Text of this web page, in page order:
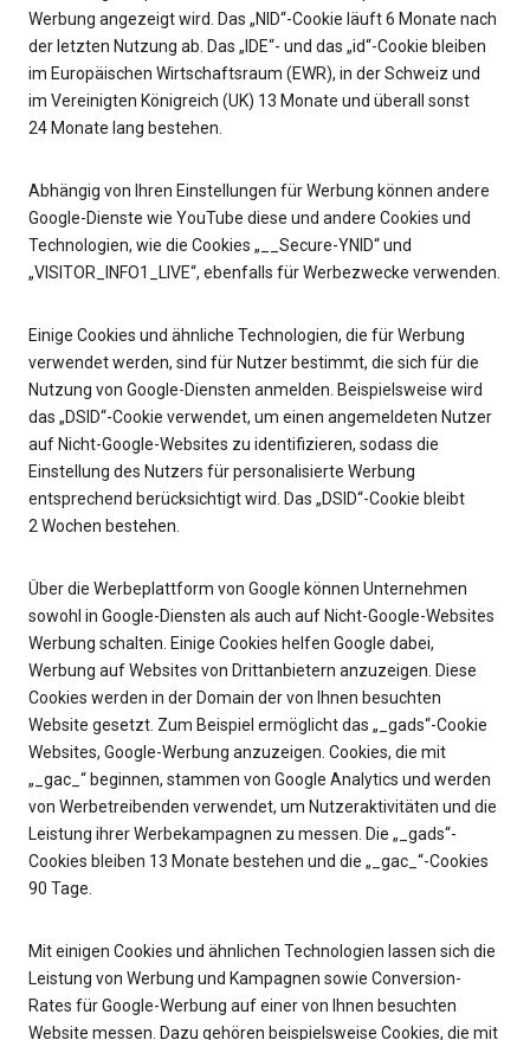
Werbung angezeigt wird. Das „NID“-Cookie läuft 6 Monate nach
der letzten Nutzung ab. Das „IDE“- und das „id“-Cookie bleiben
im Europäischen Wirtschaftsraum (EWR), in der Schweiz und
im Vereinigten Königreich (UK) 13 Monate und überall sonst
24 Monate lang bestehen.
Abhängig von Ihren Einstellungen für Werbung können andere
Google-Dienste wie YouTube diese und andere Cookies und
Technologien, wie die Cookies „__Secure-YNID“ und
„VISITOR_INFO1_LIVE“, ebenfalls für Werbezwecke verwenden.
Einige Cookies und ähnliche Technologien, die für Werbung
verwendet werden, sind für Nutzer bestimmt, die sich für die
Nutzung von Google-Diensten anmelden. Beispielsweise wird
das „DSID“-Cookie verwendet, um einen angemeldeten Nutzer
auf Nicht-Google-Websites zu identifizieren, sodass die
Einstellung des Nutzers für personalisierte Werbung
entsprechend berücksichtigt wird. Das „DSID“-Cookie bleibt
2 Wochen bestehen.
Über die Werbeplattform von Google können Unternehmen
sowohl in Google-Diensten als auch auf Nicht-Google-Websites
Werbung schalten. Einige Cookies helfen Google dabei,
Werbung auf Websites von Drittanbietern anzuzeigen. Diese
Cookies werden in der Domain der von Ihnen besuchten
Website gesetzt. Zum Beispiel ermöglicht das „_gads“-Cookie
Websites, Google-Werbung anzuzeigen. Cookies, die mit
„_gac_“ beginnen, stammen von Google Analytics und werden
von Werbetreibenden verwendet, um Nutzeraktivitäten und die
Leistung ihrer Werbekampagnen zu messen. Die „_gads“-
Cookies bleiben 13 Monate bestehen und die „_gac_“-Cookies
90 Tage.
Mit einigen Cookies und ähnlichen Technologien lassen sich die
Leistung von Werbung und Kampagnen sowie Conversion-
Rates für Google-Werbung auf einer von Ihnen besuchten
Website messen. Dazu gehören beispielsweise Cookies, die mit